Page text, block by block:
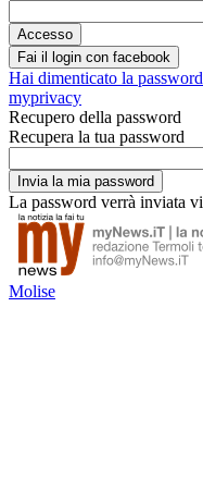
Fai il login con facebook
Hai dimenticato la
myprivacy
Recupero della password
Recupera la tua password
La password verrà inviata
Molise